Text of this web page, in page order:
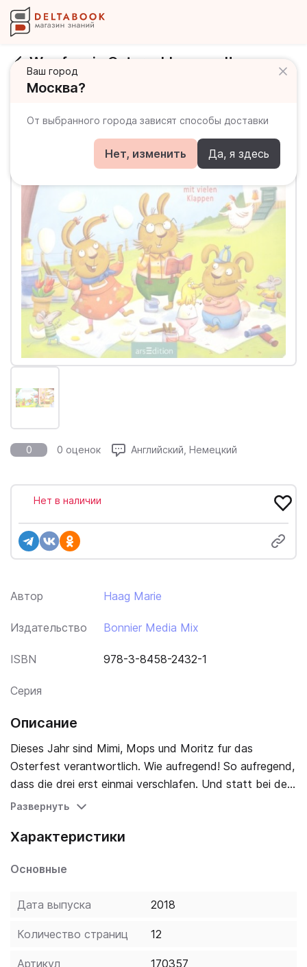
Ваш город
Москва?
От выбранного города зависят способы доставки
Нет, изменить Да, я здесь
Was fur ein Osterschlamassel!
0 0 оценок Английский, Немецкий
Автор Haag Marie
Издательство Bonnier Media Mix
ISBN 978-3-8458-2432-1
Серия
Нет в наличии
Описание
Dieses Jahr sind Mimi, Mops und Moritz fur das
Osterfest verantwortlich. Wie aufregend! So aufregend,
dass die drei erst einmai verschlafen. Und statt bei den
Huhnern die Eier abzuholen, landen die Hasen im
so einfach wie gedacht. Was fur ein Schiamassel!
Развернуть
Характеристики
Основные
Дата выпуска 2018
Количество страниц 12
Артикул 170357